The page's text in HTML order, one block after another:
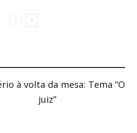
à volta da mesa: Tema “O
juiz”